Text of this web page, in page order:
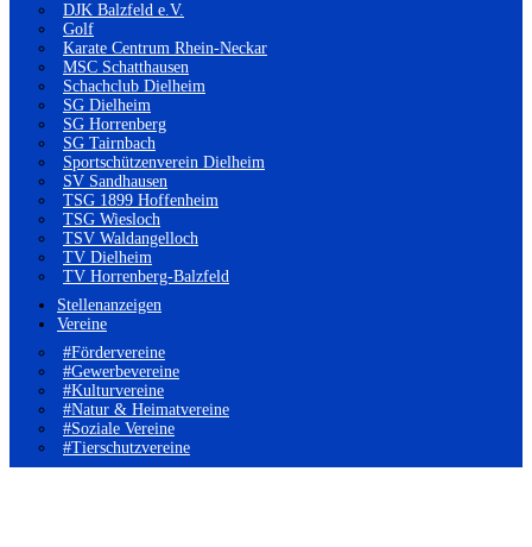
DJK Balzfeld e.V.
Golf
Karate Centrum Rhein-Neckar
MSC Schatthausen
Schachclub Dielheim
SG Dielheim
SG Horrenberg
SG Tairnbach
Sportschützenverein Dielheim
SV Sandhausen
TSG 1899 Hoffenheim
TSG Wiesloch
TSV Waldangelloch
TV Dielheim
TV Horrenberg-Balzfeld
Stellenanzeigen
Vereine
#Fördervereine
#Gewerbevereine
#Kulturvereine
#Natur & Heimatvereine
#Soziale Vereine
#Tierschutzvereine